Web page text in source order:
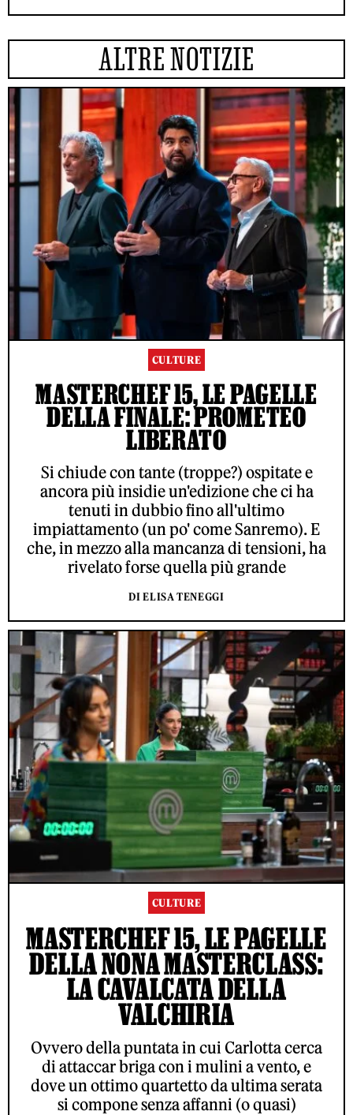
ALTRE NOTIZIE
CULTURE
MASTERCHEF 15, LE PAGELLE
DELLA FINALE: PROMETEO
LIBERATO
Si chiude con tante (troppe?) ospitate e
ancora più insidie un'edizione che ci ha
tenuti in dubbio fino all'ultimo
impiattamento (un po' come Sanremo). E
che, in mezzo alla mancanza di tensioni, ha
rivelato forse quella più grande
DI ELISA TENEGGI
CULTURE
MASTERCHEF 15, LE PAGELLE
DELLA NONA MASTERCLASS:
LA CAVALCATA DELLA
VALCHIRIA
Ovvero della puntata in cui Carlotta cerca
di attaccar briga con i mulini a vento, e
dove un ottimo quartetto da ultima serata
si compone senza affanni (o quasi)